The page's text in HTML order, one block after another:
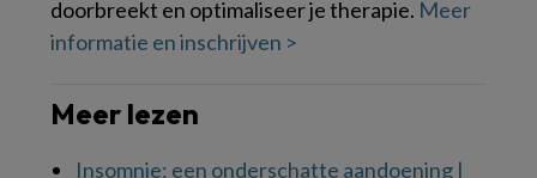
doorbreekt en optimaliseer je therapie. Meer
informatie en inschrijven >
Meer lezen
Insomnie: een onderschatte aandoening |